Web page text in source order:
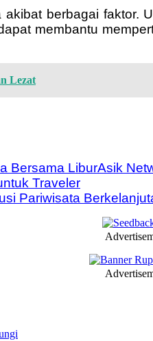
berbagai faktor.
membantu
Lezat
Bersama LiburAsik
Traveler
Pariwisata